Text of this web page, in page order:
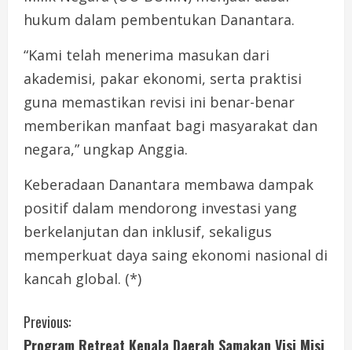
hukum dalam pembentukan Danantara.
“Kami telah menerima masukan dari
akademisi, pakar ekonomi, serta praktisi
guna memastikan revisi ini benar-benar
memberikan manfaat bagi masyarakat dan
negara,” ungkap Anggia.
Keberadaan Danantara membawa dampak
positif dalam mendorong investasi yang
berkelanjutan dan inklusif, sekaligus
memperkuat daya saing ekonomi nasional di
kancah global. (*)
C
Previous:
Program Retreat Kepala Daerah Samakan Visi Misi